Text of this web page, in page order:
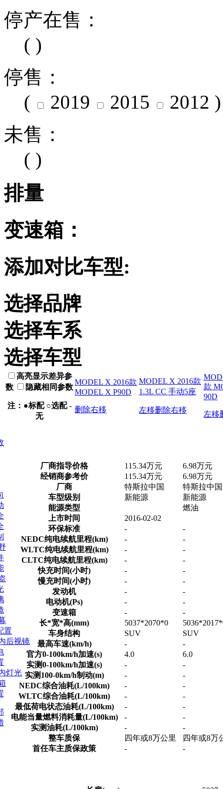
停产在售：
( )
停售：
(
2019 2015 2012 )
未售：
( )
排量
变速箱：
添加对比车型:
选择品牌
选择车系
选择车型
高亮显示差异参
数
隐藏相同参数
注：●标配 ○选配 -
无
MODEL X 2016款
MODEL X P90D
删除右移
MODEL X 2016款
1.3L CC 手动5座
左移删除右移
款
90D
左移
厂商指导价格 115.34万元
6.98万元
经销商参考价
115.34万元
6.98万元
厂商
特斯拉中国
特斯拉中国
车型级别
新能源
新能源
能源类型
燃油
上市时间
2016-02-02
环保标准
-
-
NEDC纯电续航里程(km)
-
-
WLTC纯电续航里程(km)
-
-
CLTC纯电续航里程(km)
-
-
快充时间(小时)
-
-
慢充时间(小时)
-
-
发动机
-
-
电动机(Ps)
-
-
变速箱
-
-
长*宽*高(mm)
5037*2070*0
车身结构
SUV
SUV
最高车速(km/h)
-
-
官方0-100km/h加速(s)
4.0
6.0
实测0-100km/h加速(s)
-
-
实测100-0km/h制动(m)
-
-
NEDC综合油耗(L/100km)
-
-
WLTC综合油耗(L/100km)
-
-
最低荷电状态油耗(L/100km)
-
-
电能当量燃料消耗量(L/100km)
-
-
实测油耗(L/100km)
-
-
整车质保
四年或8万公里
四年或8万
首任车主质保政策
- -
置
后视镜
灯光